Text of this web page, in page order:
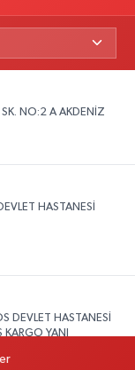
NO:2 A AKDENİZ
HASTANESİ
DEVLET HASTANESİ
YANI